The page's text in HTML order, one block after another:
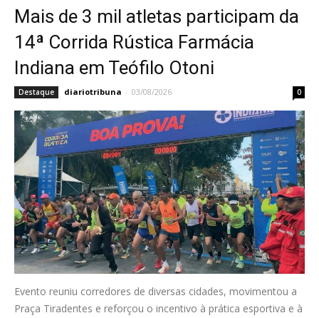
Mais de 3 mil atletas participam da
14ª Corrida Rústica Farmácia
Indiana em Teófilo Otoni
Destaque diariotribuna - 03/08/2026 0
Evento reuniu corredores de diversas cidades, movimentou a
Praça Tiradentes e reforçou o incentivo à prática esportiva e à